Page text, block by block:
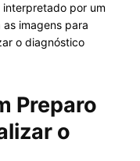
por um
imagens para
o diagnóstico
Preparo
o